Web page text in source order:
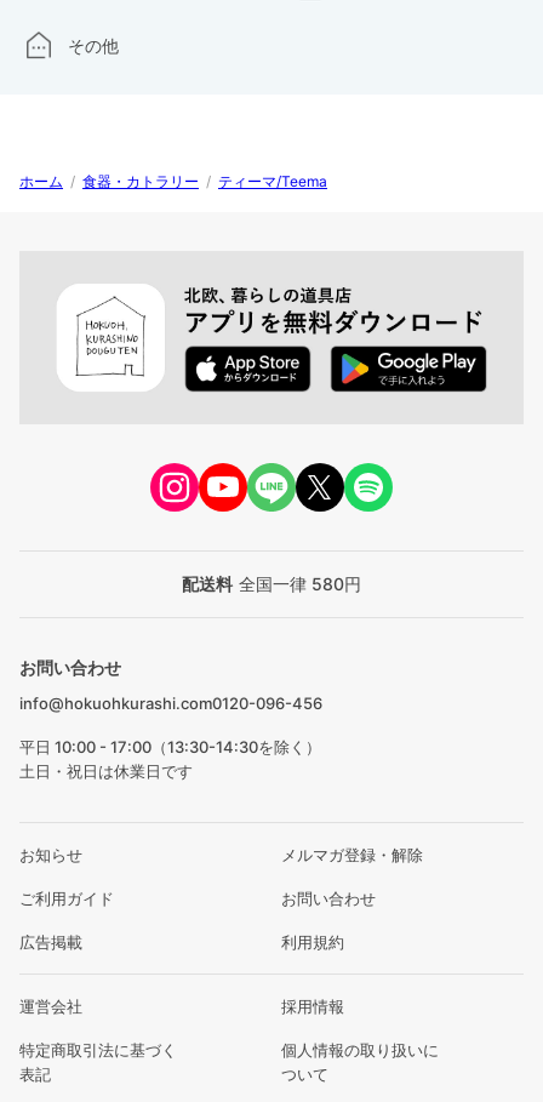
その他
ホーム / 食器・カトラリー / ティーマ/Teema
配送料 全国一律 580円
お問い合わせ
info@hokuohkurashi.com0120-096-456
平日 10:00 - 17:00（13:30-14:30を除く）
土日・祝日は休業日です
お知らせ メルマガ登録・解除
ご利用ガイド お問い合わせ
広告掲載 利用規約
運営会社 採用情報
特定商取引法に基づく
表記
個人情報の取り扱いに
ついて